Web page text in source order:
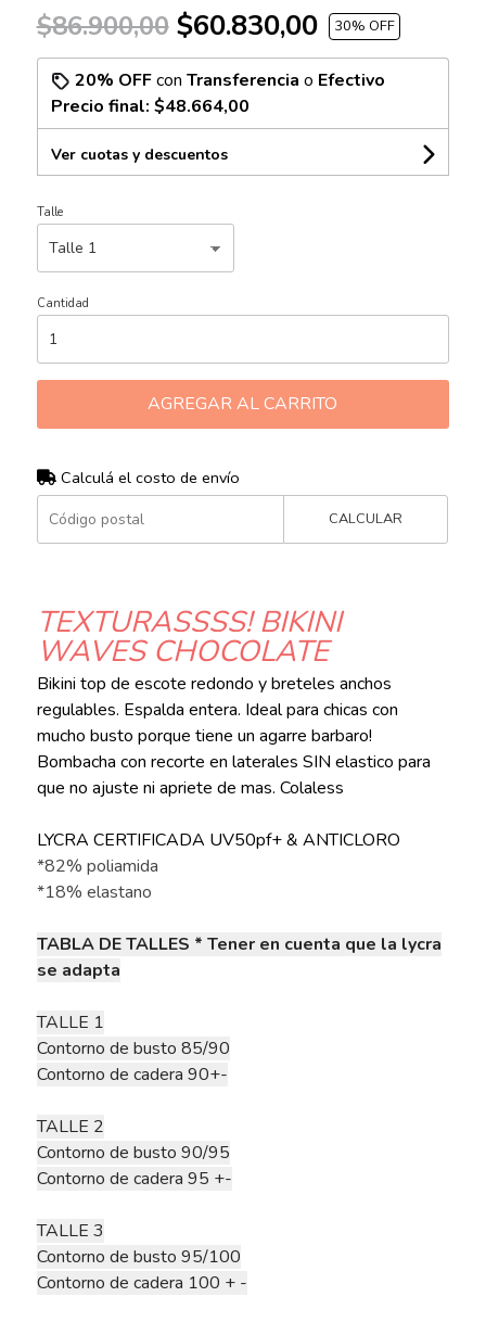
$86.900,00$60.830,00 30% OFF
20% OFFcon Transferencia o Efectivo
Precio final: $48.664,00
Ver cuotas y descuentos
Talle
Cantidad
AGREGAR AL CARRITO
Calculá el costo de envío
CALCULAR
TEXTURASSSS! BIKINI
WAVES CHOCOLATE
Bikini top de escote redondo y breteles anchos
regulables. Espalda entera. Ideal para chicas con
mucho busto porque tiene un agarre barbaro!
Bombacha con recorte en laterales SIN elastico para
que no ajuste ni apriete de mas. Colaless
LYCRA CERTIFICADA UV50pf+ & ANTICLORO
*82% poliamida
*18% elastano
TABLA DE TALLES * Tener en cuenta que la lycra
se adapta
TALLE 1
Contorno de busto 85/90
Contorno de cadera 90+-
TALLE 2
Contorno de busto 90/95
Contorno de cadera 95 +-
TALLE 3
Contorno de busto 95/100
Contorno de cadera 100 + -